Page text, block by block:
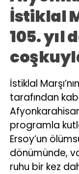
İstiklal
105. yıl
İstiklal
tarafından
programla
Ersoy’un
dönümünde,
ruhu bir kez